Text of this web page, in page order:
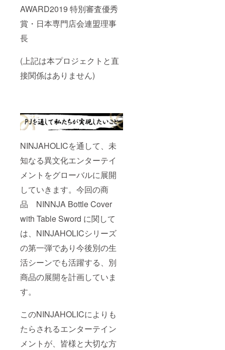
AWARD2019 特別審査優秀
賞・日本専門店会連盟理事
長
(上記は本プロジェクトと直
接関係はありません)
NINJAHOLICを通して、未
知なる異文化エンターテイ
メントをグローバルに展開
していきます。今回の商
品 NINNJA Bottle Cover
with Table Sword に関して
は、NINJAHOLICシリーズ
の第一弾であり今後別の生
活シーンでも活躍する、別
商品の展開を計画していま
す。
このNINJAHOLICによりも
たらされるエンターテイン
メントが、皆様と大切な方